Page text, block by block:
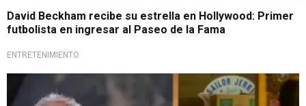
David Beckham recibe su estrella en Hollywood: Primer
futbolista en ingresar al Paseo de la Fama
ENTRETENIMIENTO
Tragedia en Hollywood